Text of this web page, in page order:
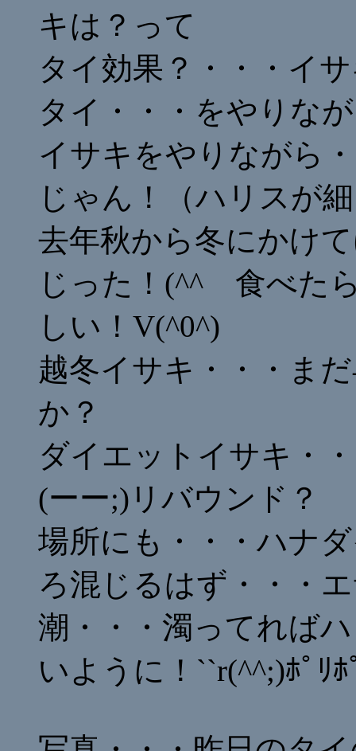
キは？って
タイ効果？・・・イ
タイ・・・をやりな
イサキをやりながら
じゃん！（ハリスが
去年秋から冬にかけ
じった！(^^ゞ食べた
しい！V(^0^)
越冬イサキ・・・ま
か？
ダイエットイサキ・
(ーー;)リバウンド？
場所にも・・・ハナ
ろ混じるはず・・・
潮・・・濁ってれば
いように！``r(^^;)ﾎﾟﾘ